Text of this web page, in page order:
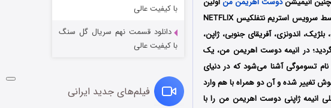
بار در تاریخ 24 می سال 2024 میلادی در سینماهای کشور ژاپن اکران شد سپس توسط سرویس استریم نتفلکیس NETFLIX
بلژیک، اندونزی، آفریقای جنوبی، ژاپن،
در انیمهدوست اهریمن من، یک
تسوموگی آشنا می‌شود که در دنیای
تغییر شده و آن دو همراه با هم وارد
انیمه ژاپنیدوست اهریمن منرا با
با کیفیت عالی
دانلود قسمت نهم سریال گل سنگ
با کیفیت عالی
فیلم‌های جدید ایرانی